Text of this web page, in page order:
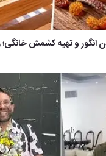
و تهیه کشمش خانگی؛